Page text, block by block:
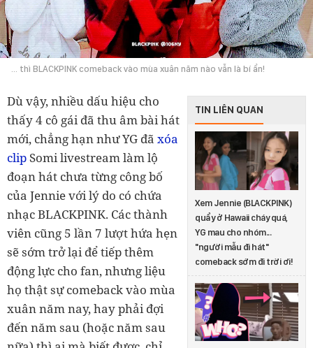
... thì BLACKPINK comeback vào mùa xuân năm nào vẫn là bí ẩn!
TIN LIÊN QUAN
Xem Jennie (BLACKPINK)
quẩy ở Hawaii cháy quá,
YG mau cho nhóm...
"người mẫu đi hát"
comeback sớm đi trời ơi!
Dù vậy, nhiều dấu hiệu cho
thấy 4 cô gái đã thu âm bài hát
mới, chẳng hạn như YG đã xóa
clipSomi livestream làm lộ
đoạn hát chưa từng công bố
của Jennie với lý do có chứa
nhạc BLACKPINK. Các thành
viên cũng 5 lần 7 lượt hứa hẹn
sẽ sớm trở lại để tiếp thêm
động lực cho fan, nhưng liệu
họ thật sự comeback vào mùa
xuân năm nay, hay phải đợi
đến năm sau (hoặc năm sau